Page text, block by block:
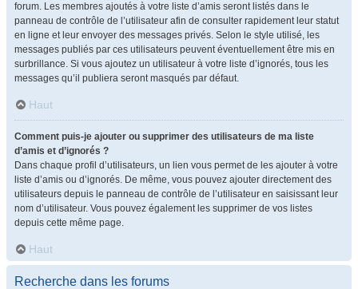
forum. Les membres ajoutés à votre liste d’amis seront listés dans le
panneau de contrôle de l’utilisateur afin de consulter rapidement leur statut
en ligne et leur envoyer des messages privés. Selon le style utilisé, les
messages publiés par ces utilisateurs peuvent éventuellement être mis en
surbrillance. Si vous ajoutez un utilisateur à votre liste d’ignorés, tous les
messages qu’il publiera seront masqués par défaut.
Haut
Comment puis-je ajouter ou supprimer des utilisateurs de ma liste
d’amis et d’ignorés ?
Dans chaque profil d’utilisateurs, un lien vous permet de les ajouter à votre
liste d’amis ou d’ignorés. De même, vous pouvez ajouter directement des
utilisateurs depuis le panneau de contrôle de l’utilisateur en saisissant leur
nom d’utilisateur. Vous pouvez également les supprimer de vos listes
depuis cette même page.
Haut
Recherche dans les forums